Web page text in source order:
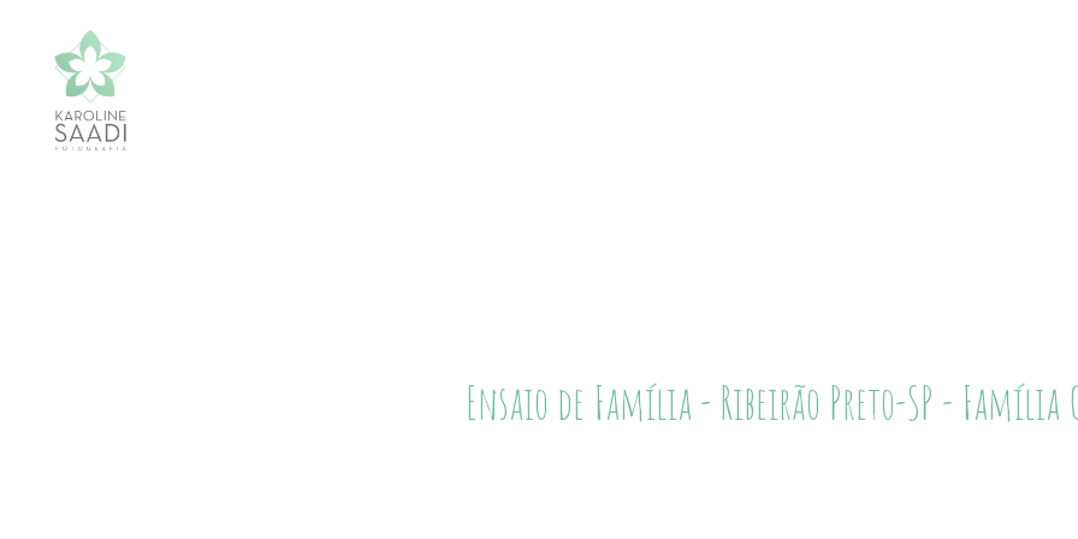
Ensaio de Família - Ribeirão Preto-SP - Família